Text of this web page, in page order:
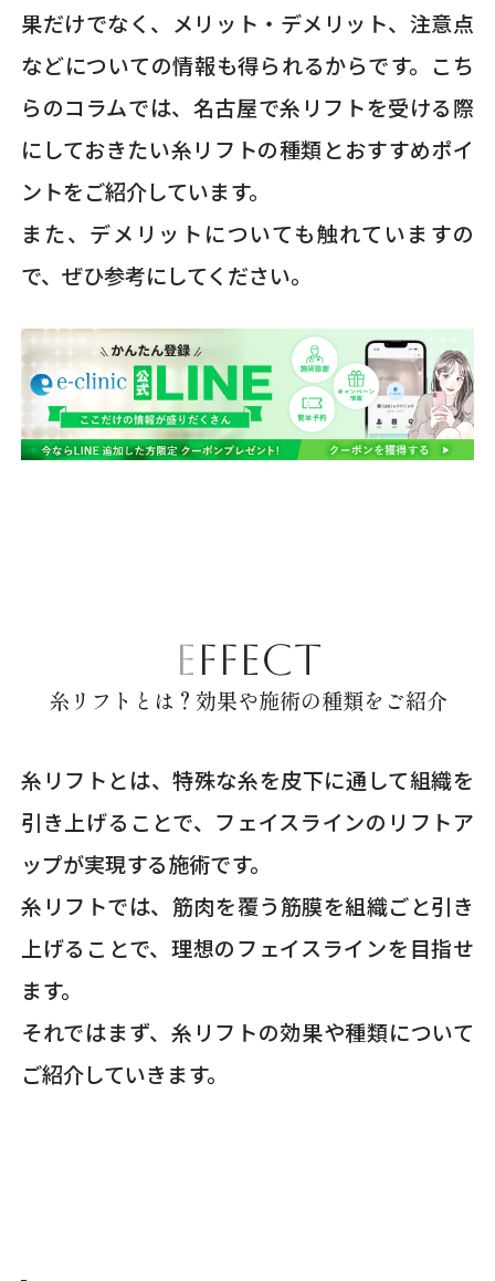
果だけでなく、メリット・デメリット、注意点
などについての情報も得られるからです。こち
らのコラムでは、名古屋で糸リフトを受ける際
にしておきたい糸リフトの種類とおすすめポイ
ントをご紹介しています。
また、デメリットについても触れていますの
で、ぜひ参考にしてください。
EFFECT
糸リフトとは？効果や施術の種類をご紹介
糸リフトとは、特殊な糸を皮下に通して組織を
引き上げることで、フェイスラインのリフトア
ップが実現する施術です。
糸リフトでは、筋肉を覆う筋膜を組織ごと引き
上げることで、理想のフェイスラインを目指せ
ます。
それではまず、糸リフトの効果や種類について
ご紹介していきます。